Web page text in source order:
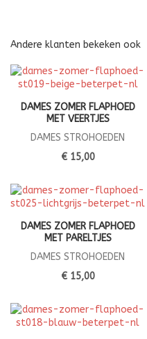
Andere klanten bekeken ook
DAMES ZOMER FLAPHOED
MET VEERTJES
DAMES STROHOEDEN
€ 15,00
DAMES ZOMER FLAPHOED
MET PARELTJES
DAMES STROHOEDEN
€ 15,00